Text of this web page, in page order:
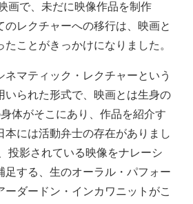
画で、未だに映像作品を制作
レクチャーへの移行は、映画と
ことがきっかけになりました。
マティック・レクチャーという
られた形式で、映画とは生身の
体がそこにあり、作品を紹介す
には活動弁士の存在がありまし
投影されている映像をナレーシ
足する、生のオーラル・パフォー
ダードン・インカワニットがこ